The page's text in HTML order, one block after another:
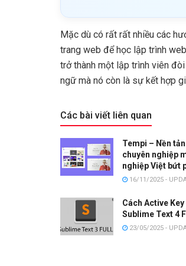
Mặc dù có rất rất nhiều các
trang web để học lập trình
trở thành một lập trình viên
ngữ mà nó còn là sự kết hợp
Các bài viết liên quan
Tempi – Nền
chuyên nghiệp
nghiệp Việt bứt
16/11/2025 -
Cách Active
Sublime Text 4
23/05/2025 -